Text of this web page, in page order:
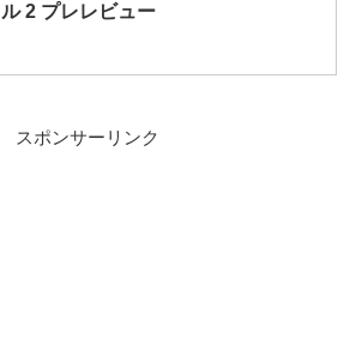
ル 2 プレレビュー
スポンサーリンク